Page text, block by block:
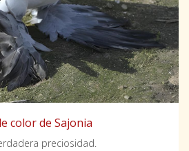
color de Sajonia
preciosidad.